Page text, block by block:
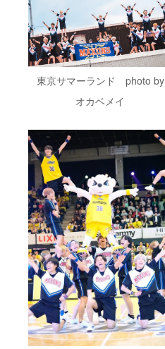
東京サマーランド photo by
オカベメイ